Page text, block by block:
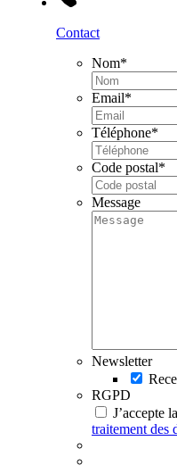
Contact
Nom*
Email*
Téléphone*
Code postal*
Message
Newsletter
RGPD
J’accepte la
traitement des